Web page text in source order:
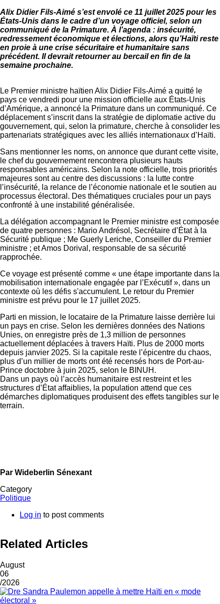
Alix Didier Fils-Aimé s’est envolé ce 11 juillet 2025 pour les
États-Unis dans le cadre d’un voyage officiel, selon un
communiqué de la Primature. À l’agenda : insécurité,
redressement économique et élections, alors qu’Haïti reste
en proie à une crise sécuritaire et humanitaire sans
précédent. Il devrait retourner au bercail en fin de la
semaine prochaine.
Le Premier ministre haïtien Alix Didier Fils-Aimé a quitté le
pays ce vendredi pour une mission officielle aux États-Unis
d’Amérique, a annoncé la Primature dans un communiqué. Ce
déplacement s’inscrit dans la stratégie de diplomatie active du
gouvernement, qui, selon la primature, cherche à consolider les
partenariats stratégiques avec les alliés internationaux d’Haïti.
Sans mentionner les noms, on annonce que durant cette visite,
le chef du gouvernement rencontrera plusieurs hauts
responsables américains. Selon la note officielle, trois priorités
majeures sont au centre des discussions : la lutte contre
l’insécurité, la relance de l’économie nationale et le soutien au
processus électoral. Des thématiques cruciales pour un pays
confronté à une instabilité généralisée.
La délégation accompagnant le Premier ministre est composée
de quatre personnes : Mario Andrésol, Secrétaire d’État à la
Sécurité publique ; Me Guerly Leriche, Conseiller du Premier
ministre ; et Amos Dorival, responsable de sa sécurité
rapprochée.
Ce voyage est présenté comme « une étape importante dans la
mobilisation internationale engagée par l’Exécutif », dans un
contexte où les défis s'accumulent. Le retour du Premier
ministre est prévu pour le 17 juillet 2025.
Parti en mission, le locataire de la Primature laisse derrière lui
un pays en crise. Selon les dernières données des Nations
Unies, on enregistre près de 1,3 million de personnes
actuellement déplacées à travers Haïti. Plus de 2000 morts
depuis janvier 2025. Si la capitale reste l’épicentre du chaos,
plus d’un millier de morts ont été recensés hors de Port-au-
Prince doctobre à juin 2025, selon le BINUH.
Dans un pays où l’accès humanitaire est restreint et les
structures d’État affaiblies, la population attend que ces
démarches diplomatiques produisent des effets tangibles sur le
terrain.
Par Wideberlin Sénexant
Category
Politique
Log in to post comments
Related Articles
August
06
/2026